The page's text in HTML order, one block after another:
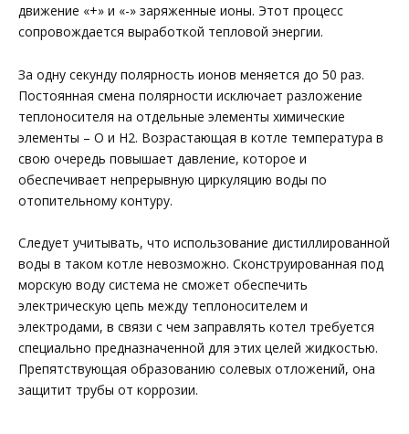
движение «+» и «-» заряженные ионы. Этот процесс
сопровождается выработкой тепловой энергии.
За одну секунду полярность ионов меняется до 50 раз.
Постоянная смена полярности исключает разложение
теплоносителя на отдельные элементы химические
элементы – О и Н2. Возрастающая в котле температура в
свою очередь повышает давление, которое и
обеспечивает непрерывную циркуляцию воды по
отопительному контуру.
Следует учитывать, что использование дистиллированной
воды в таком котле невозможно. Сконструированная под
морскую воду система не сможет обеспечить
электрическую цепь между теплоносителем и
электродами, в связи с чем заправлять котел требуется
специально предназначенной для этих целей жидкостью.
Препятствующая образованию солевых отложений, она
защитит трубы от коррозии.